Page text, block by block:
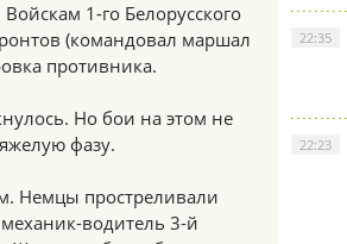
1-го Белорусского
(командовал маршал
противника.
Но бои на этом не
фазу.
Немцы простреливали
водитель 3-й
22:35
22:23